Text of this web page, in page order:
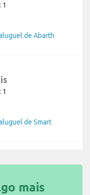
1
de Abarth
1
de Smart
mais